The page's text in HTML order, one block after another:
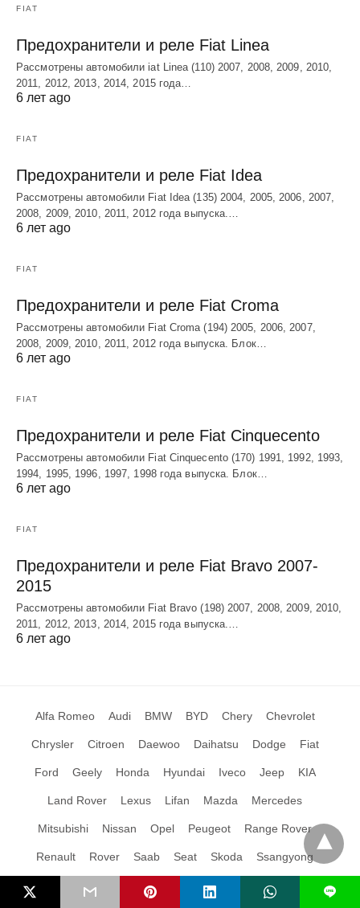
FIAT
Предохранители и реле Fiat Linea
Рассмотрены автомобили iat Linea (110) 2007, 2008, 2009, 2010,
2011, 2012, 2013, 2014, 2015 года…
6 лет ago
FIAT
Предохранители и реле Fiat Idea
Рассмотрены автомобили Fiat Idea (135) 2004, 2005, 2006, 2007,
2008, 2009, 2010, 2011, 2012 года выпуска.…
6 лет ago
FIAT
Предохранители и реле Fiat Croma
Рассмотрены автомобили Fiat Croma (194) 2005, 2006, 2007,
2008, 2009, 2010, 2011, 2012 года выпуска. Блок…
6 лет ago
FIAT
Предохранители и реле Fiat Cinquecento
Рассмотрены автомобили Fiat Cinquecento (170) 1991, 1992, 1993,
1994, 1995, 1996, 1997, 1998 года выпуска. Блок…
6 лет ago
FIAT
Предохранители и реле Fiat Bravo 2007-
2015
Рассмотрены автомобили Fiat Bravo (198) 2007, 2008, 2009, 2010,
2011, 2012, 2013, 2014, 2015 года выпуска.…
6 лет ago
Alfa Romeo Audi BMW BYD Chery Chevrolet
Chrysler Citroen Daewoo Daihatsu Dodge Fiat
Ford Geely Honda Hyundai Iveco Jeep KIA
Land Rover Lexus Lifan Mazda Mercedes
Mitsubishi Nissan Opel Peugeot Range Rover
Renault Rover Saab Seat Skoda Ssangyong
Subaru Toyota Volkswagen Volvo
L